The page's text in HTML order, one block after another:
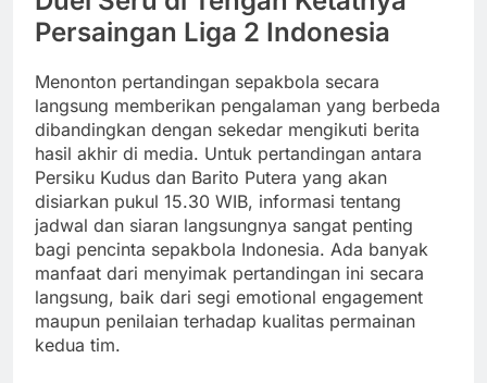
Persaingan Liga 2 Indonesia
Menonton pertandingan sepakbola secara
langsung memberikan pengalaman yang berbeda
dibandingkan dengan sekedar mengikuti berita
hasil akhir di media. Untuk pertandingan antara
Persiku Kudus dan Barito Putera yang akan
disiarkan pukul 15.30 WIB, informasi tentang
jadwal dan siaran langsungnya sangat penting
bagi pencinta sepakbola Indonesia. Ada banyak
manfaat dari menyimak pertandingan ini secara
langsung, baik dari segi emotional engagement
maupun penilaian terhadap kualitas permainan
kedua tim.